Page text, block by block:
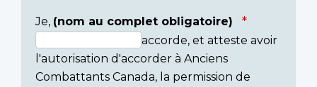
Consent
section
Je, (nom au complet obligatoire)
accorde, et atteste avoir
l'autorisation d'accorder à Anciens
Combattants Canada, la permission de